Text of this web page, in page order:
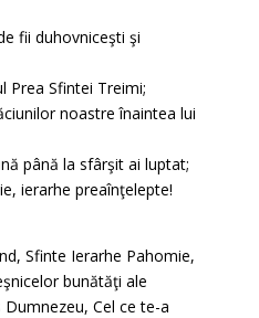
fii duhovniceşti şi
Prea Sfintei Treimi;
noastre înaintea lui
până la sfârşit ai luptat;
ierarhe preaînţelepte!
Sfinte Ierarhe Pahomie,
bunătăţi ale
Cel ce te-a